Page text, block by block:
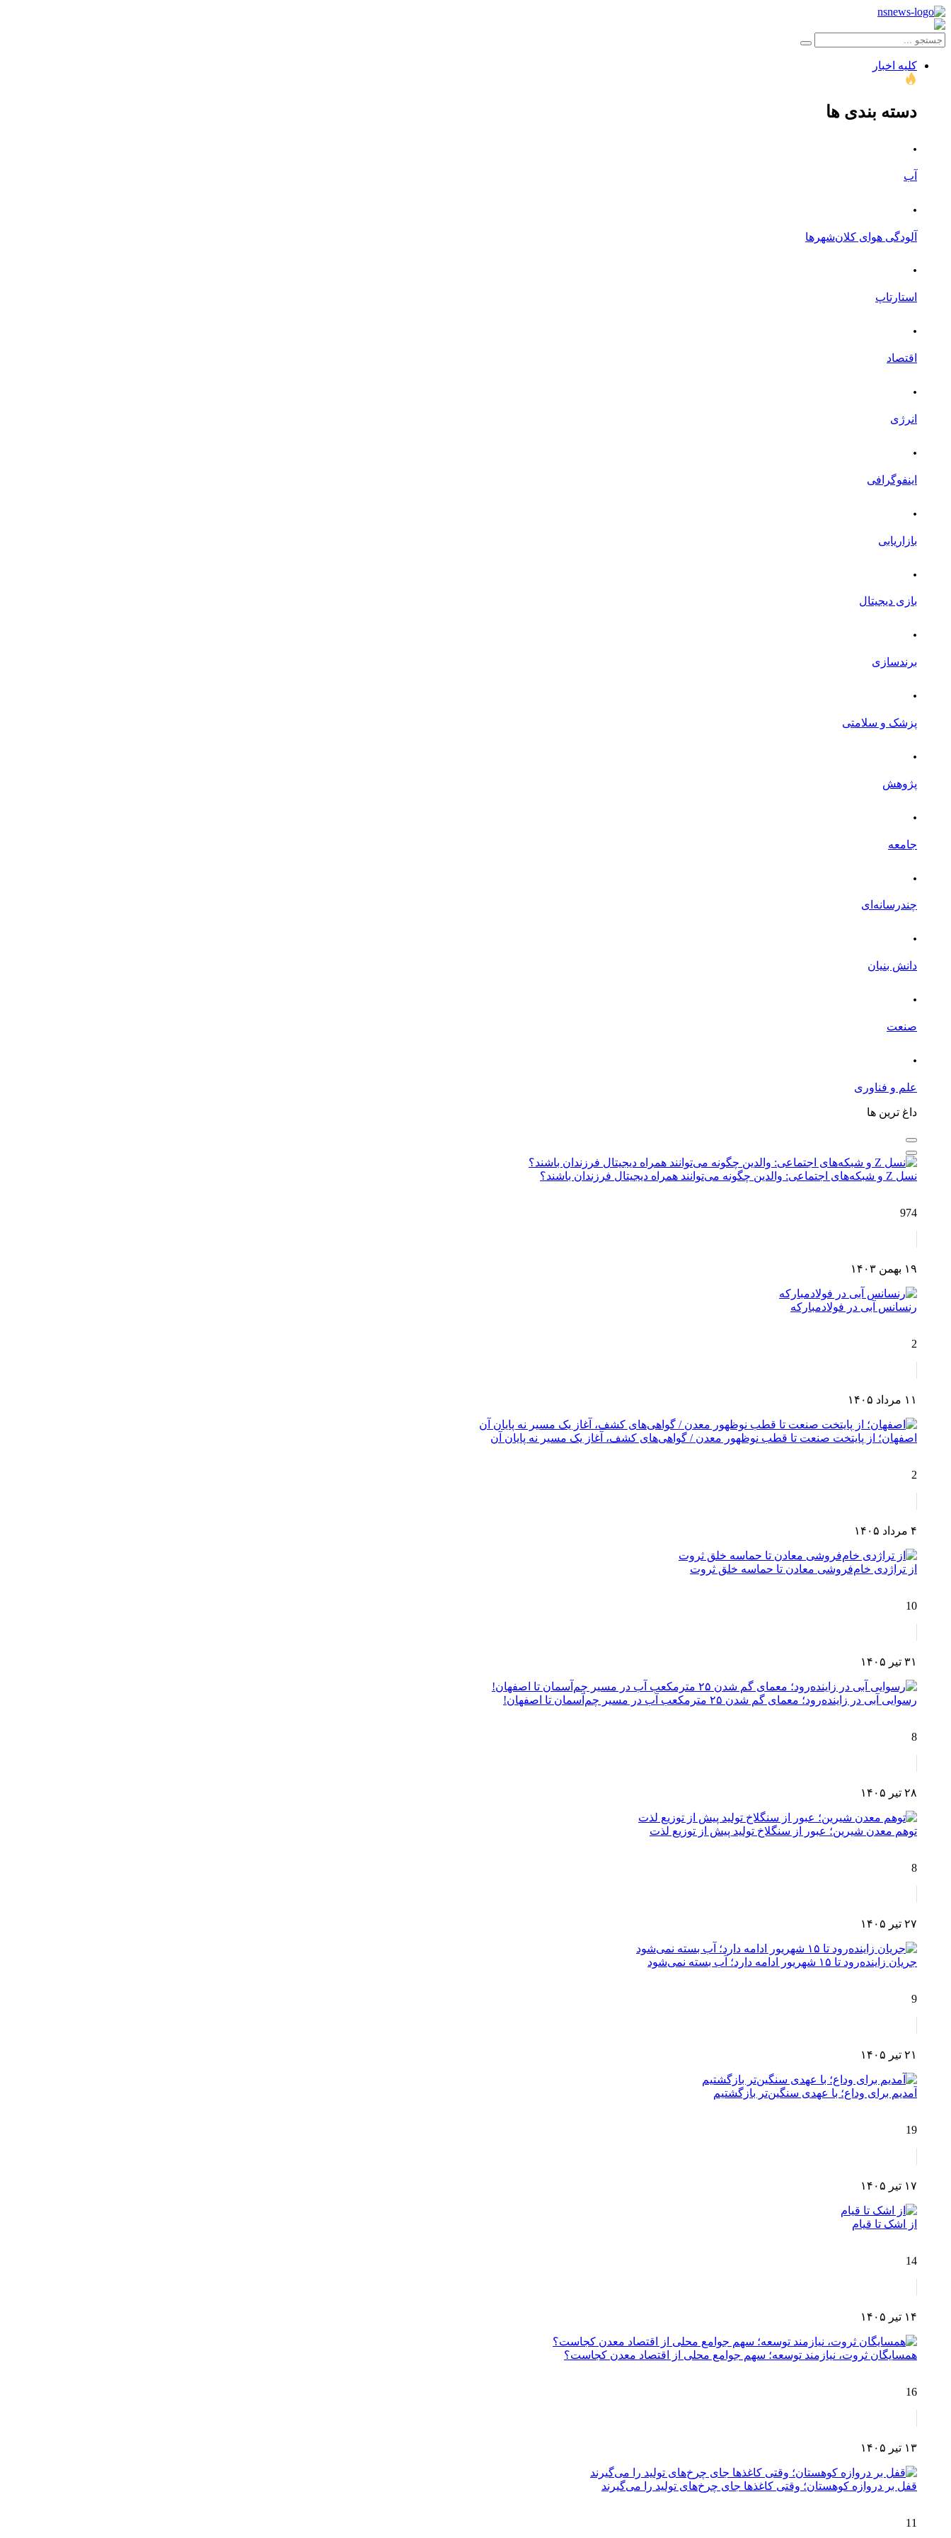
کلیه اخبار
دسته بندی ها
.
آب
.
آلودگی هوای کلان‌شهرها
.
استارتاپ
.
اقتصاد
.
انرژی
.
اینفوگرافی
.
بازاریابی
.
بازی دیجیتال
.
برندسازی
.
پزشک و سلامتی
.
پژوهش
.
جامعه
.
چندرسانه‌ای
.
دانش بنیان
.
صنعت
.
علم و فناوری
داغ ترین ها
نسل Z و شبکه‌های اجتماعی: والدین چگونه می‌توانند همراه دیجیتال فرزندان باشند؟
974
۱۹ بهمن ۱۴۰۳
رنسانس آبی در فولادمبارکه
2
۱۱ مرداد ۱۴۰۵
اصفهان؛ از پایتخت صنعت تا قطب نوظهور معدن / گواهی‌های کشف، آغاز یک مسیر نه پایان آن
2
۴ مرداد ۱۴۰۵
از تراژدی خام‌فروشی معادن تا حماسه خلق ثروت
10
۳۱ تیر ۱۴۰۵
رسوایی آبی در زاینده‌رود؛ معمای گم شدن ۲۵ مترمکعب آب در مسیر چم‌آسمان تا اصفهان!
8
۲۸ تیر ۱۴۰۵
توهم معدن شیرین؛ عبور از سنگلاخ تولید پیش از توزیع لذت
8
۲۷ تیر ۱۴۰۵
جریان زاینده‌رود تا ۱۵ شهریور ادامه دارد؛ آب بسته نمی‌شود
9
۲۱ تیر ۱۴۰۵
آمدیم برای وداع؛ با عهدی سنگین‌تر بازگشتیم
19
۱۷ تیر ۱۴۰۵
از اشک تا قیام
14
۱۴ تیر ۱۴۰۵
همسایگان ثروت، نیازمند توسعه؛ سهم جوامع محلی از اقتصاد معدن کجاست؟
16
۱۳ تیر ۱۴۰۵
قفل بر دروازه کوهستان؛ وقتی کاغذها جای چرخ‌های تولید را می‌گیرند
11